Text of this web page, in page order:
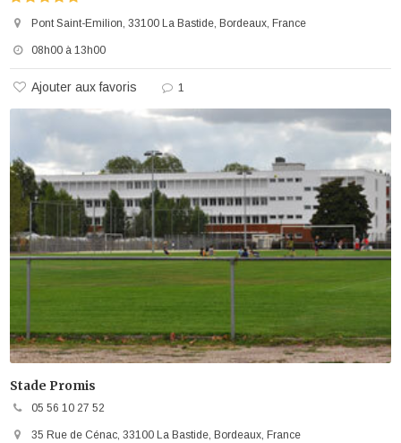
Pont Saint-Emilion, 33100 La Bastide, Bordeaux, France
08h00 à 13h00
Ajouter aux favoris 1
Stade Promis
05 56 10 27 52
35 Rue de Cénac, 33100 La Bastide, Bordeaux, France